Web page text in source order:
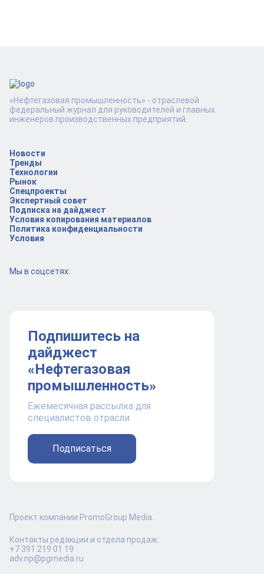
Новости
Тренды
Технологии
Рынок
Спецпроекты
Экспертный совет
Подписка на дайджест
Условия копирования материалов
Политика конфиденциальности
Условия
Мы в соцсетях:
Подпишитесь на
дайджест
«Нефтегазовая
промышленность»
Ежемесячная рассылка для
специалистов отрасли
Подписаться
«Нефтегазовая промышленность» - отраслевой
федеральный журнал для руководителей и главных
инженеров производственных предприятий.
Проект компании PromoGroup Media.
Контакты редакции и отдела продаж:
+7 391 219 01 19
adv.np@pgmedia.ru